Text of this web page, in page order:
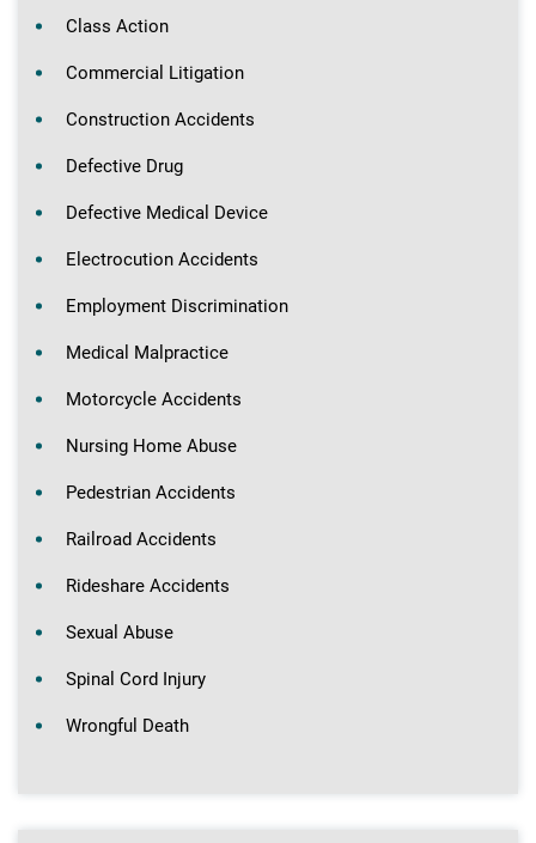
Class Action
Commercial Litigation
Construction Accidents
Defective Drug
Defective Medical Device
Electrocution Accidents
Employment Discrimination
Medical Malpractice
Motorcycle Accidents
Nursing Home Abuse
Pedestrian Accidents
Railroad Accidents
Rideshare Accidents
Sexual Abuse
Spinal Cord Injury
Wrongful Death